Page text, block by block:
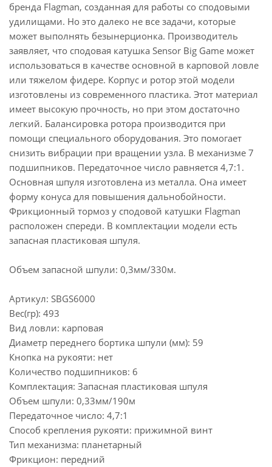
бренда Flagman, созданная для работы со сподовыми
удилищами. Но это далеко не все задачи, которые
может выполнять безынерционка. Производитель
заявляет, что сподовая катушка Sensor Big Game может
использоваться в качестве основной в карповой ловле
или тяжелом фидере. Корпус и ротор этой модели
изготовлены из современного пластика. Этот материал
имеет высокую прочность, но при этом достаточно
легкий. Балансировка ротора производится при
помощи специального оборудования. Это помогает
снизить вибрации при вращении узла. В механизме 7
подшипников. Передаточное число равняется 4,7:1.
Основная шпуля изготовлена из металла. Она имеет
форму конуса для повышения дальнобойности.
Фрикционный тормоз у сподовой катушки Flagman
расположен спереди. В комплектации модели есть
запасная пластиковая шпуля.
Объем запасной шпули: 0,3мм/330м.
Артикул: SBGS6000
Вес(гр): 493
Вид ловли: карповая
Диаметр переднего бортика шпули (мм): 59
Кнопка на рукояти: нет
Количество подшипников: 6
Комплектация: Запасная пластиковая шпуля
Объем шпули: 0,33мм/190м
Передаточное число: 4,7:1
Способ крепления рукояти: прижимной винт
Тип механизма: планетарный
Фрикцион: передний